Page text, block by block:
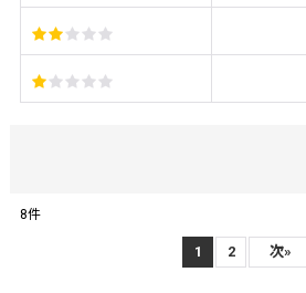
8件
1 2 次»